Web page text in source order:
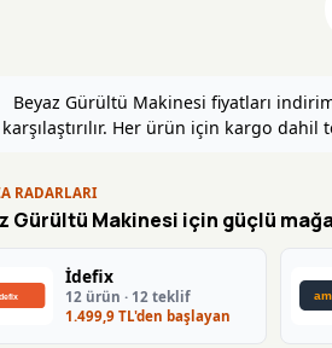
Beyaz Gürültü Makinesi fiyatları
karşılaştırılır. Her ürün için kargo
RADARLARI
Gürültü Makinesi için güçlü
İdefix
12 ürün · 12 teklif
1.499,9 TL'den başlayan